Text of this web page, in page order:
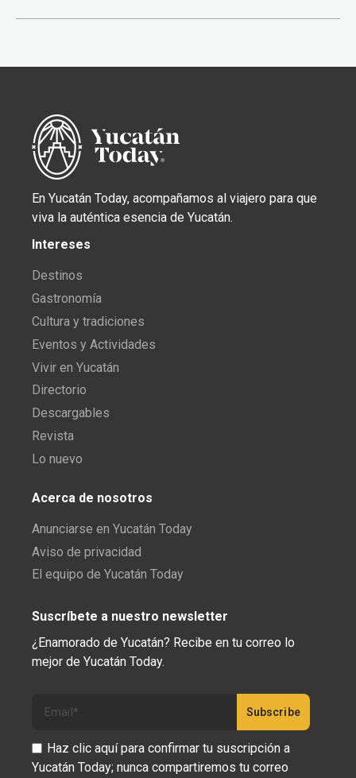
En Yucatán Today, acompañamos al viajero para que
viva la auténtica esencia de Yucatán.
Intereses
Destinos
Gastronomía
Cultura y tradiciones
Eventos y Actividades
Vivir en Yucatán
Directorio
Descargables
Revista
Lo nuevo
Acerca de nosotros
Anunciarse en Yucatán Today
Aviso de privacidad
El equipo de Yucatán Today
Suscríbete a nuestro newsletter
¿Enamorado de Yucatán? Recibe en tu correo lo
mejor de Yucatán Today.
Haz clic aquí para confirmar tu suscripción a
Yucatán Today; nunca compartiremos tu correo